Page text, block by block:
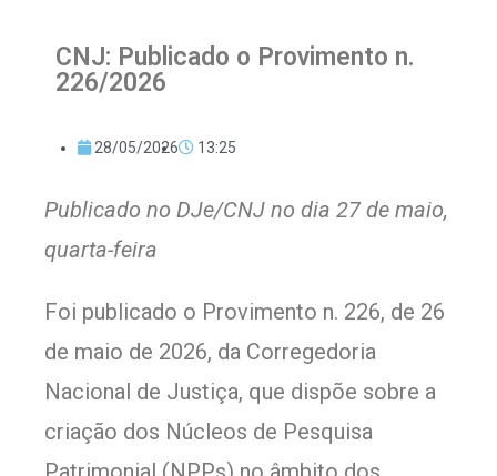
CNJ: Publicado o Provimento n.
226/2026
28/05/2026 13:25
Publicado no DJe/CNJ no dia 27 de maio,
quarta-feira
Foi publicado o Provimento n. 226, de 26
de maio de 2026, da Corregedoria
Nacional de Justiça, que dispõe sobre a
criação dos Núcleos de Pesquisa